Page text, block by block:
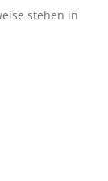
stehen in